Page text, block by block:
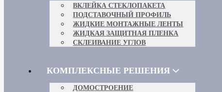
ВКЛЕЙКА СТЕКЛОПАКЕТА
ПОДСТАВОЧНЫЙ ПРОФИЛЬ
ЖИДКИЕ МОНТАЖНЫЕ ЛЕНТЫ
ЖИДКАЯ ЗАЩИТНАЯ ПЛЕНКА
СКЛЕИВАНИЕ УГЛОВ
КОМПЛЕКСНЫЕ РЕШЕНИЯ
ДОМОСТРОЕНИЕ